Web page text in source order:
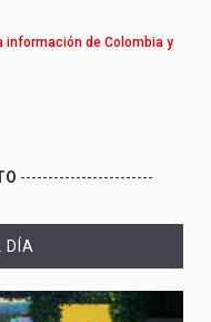
información de Colombia y
------------------------
DÍA